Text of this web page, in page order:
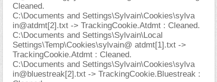
Cleaned.
C:\Documents and Settings\Sylvain\Cookies\sylva
in@atdmt[2].txt -> TrackingCookie.Atdmt : Cleaned.
C:\Documents and Settings\Sylvain\Local
Settings\Temp\Cookies\sylvain@ atdmt[1].txt ->
TrackingCookie.Atdmt : Cleaned.
C:\Documents and Settings\Sylvain\Cookies\sylva
in@bluestreak[2].txt -> TrackingCookie.Bluestreak :